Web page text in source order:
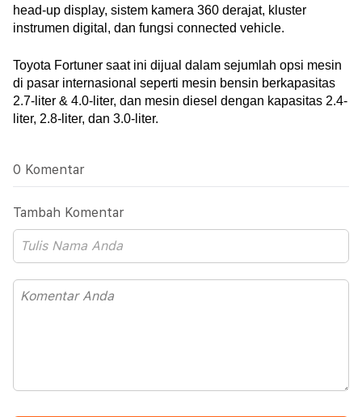
head-up display, sistem kamera 360 derajat, kluster
instrumen digital, dan fungsi connected vehicle.
Toyota Fortuner saat ini dijual dalam sejumlah opsi mesin
di pasar internasional seperti mesin bensin berkapasitas
2.7-liter & 4.0-liter, dan mesin diesel dengan kapasitas 2.4-
liter, 2.8-liter, dan 3.0-liter.
0 Komentar
Tambah Komentar